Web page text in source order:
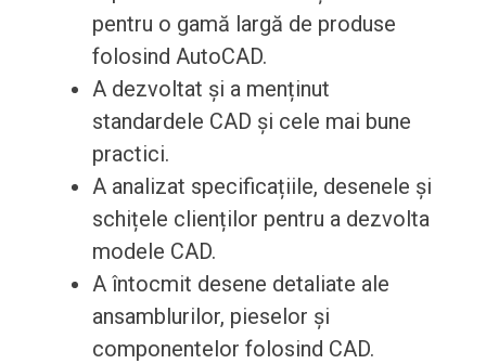
pentru o gamă largă de produse
folosind AutoCAD.
A dezvoltat și a menținut
standardele CAD și cele mai bune
practici.
A analizat specificațiile, desenele și
schițele clienților pentru a dezvolta
modele CAD.
A întocmit desene detaliate ale
ansamblurilor, pieselor și
componentelor folosind CAD.